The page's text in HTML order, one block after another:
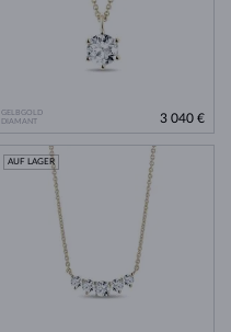
GELBGOLD
DIAMANT
3 040 €
AUF LAGER